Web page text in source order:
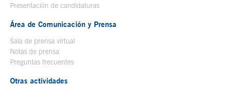
Presentación de candidaturas
Área de Comunicación y Prensa
Sala de prensa virtual
Notas de prensa
Preguntas frecuentes
Otras actividades